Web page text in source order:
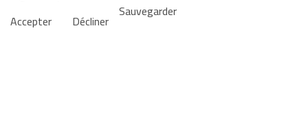
Accepter
Décliner Sauvegarder